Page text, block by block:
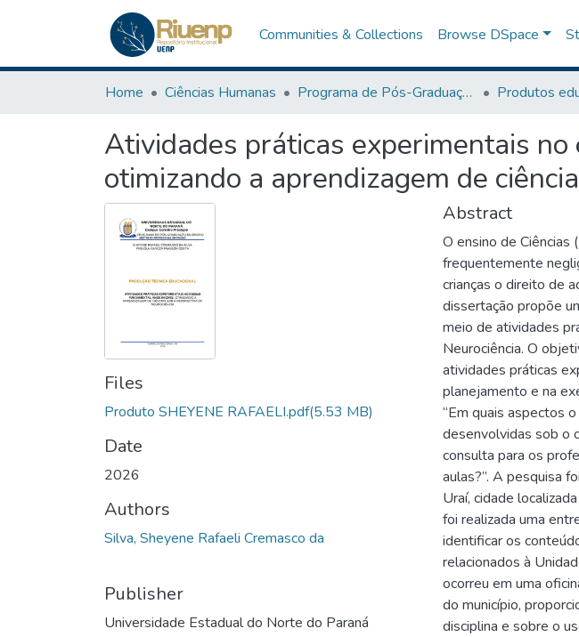
Communities & Collections Browse DSpace
Home Ciências Humanas Programa de Pós-Graduação em Ensino Produtos
Atividades práticas experimentais
otimizando a aprendizagem de
Files
Produto SHEYENE RAFAELI.pdf(5.53 MB)
Date
2026
Authors
Silva, Sheyene Rafaeli Cremasco da
Publisher
Universidade Estadual do Norte do Paraná
Abstract
O ensino de Ciências
frequentemente
crianças o direito de
dissertação propõe
meio de atividades
Neurociência. O
atividades práticas
planejamento e na
“Em quais aspectos
desenvolvidas sob o
consulta para os
aulas?”. A pesquisa
Uraí, cidade
foi realizada uma
identificar os
relacionados à
ocorreu em uma
do município,
disciplina e sobre o